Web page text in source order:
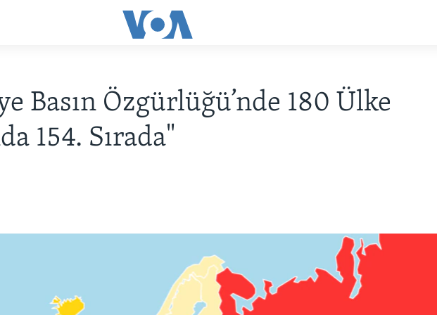
Basın Özgürlüğü’nde 180 Ülke
154. Sırada"